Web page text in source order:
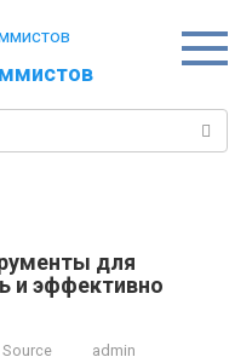
для
и эффективно
Source admin